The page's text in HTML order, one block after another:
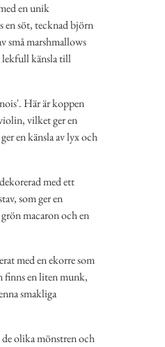
en unik
en söt, tecknad björn
små marshmallows
lekfull känsla till
Här är koppen
vilket ger en
en känsla av lyx och
med ett
som ger en
macaron och en
med en ekorre som
finns en liten munk,
smakliga
de olika mönstren och